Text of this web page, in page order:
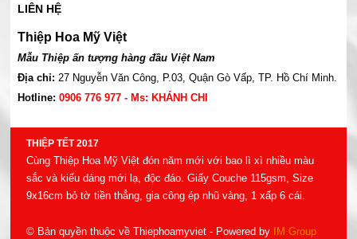
THIỆP TẾT 2017
Cùng Thiệp Hoa Mỹ Việt đón năm mới với bao lì xì nhiều màu
sắc và kiểu dáng mới lạ, độc đáo. Giấy Couche 115gsm, Size
9x16cm bỏ tờ tiền thẳng, gia công ép nhũ vàng, 1 xấp 6 cái.
LIÊN HỆ
Thiệp Hoa Mỹ Việt
Mẫu Thiệp ấn tượng hàng đầu Việt Nam
Địa chỉ: 27 Nguyễn Văn Công, P.03, Quận Gò Vấp, TP. Hồ Chí Minh.
Hotline: 0906 776 977 - Ms: KHÁNH CHI
© Bản quyền thuộc về Thiephoamyviet - Powered by IM Group